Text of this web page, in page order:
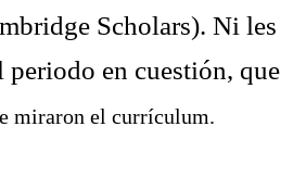
Scholars). Ni les
en cuestión, que
miraron el currículum.